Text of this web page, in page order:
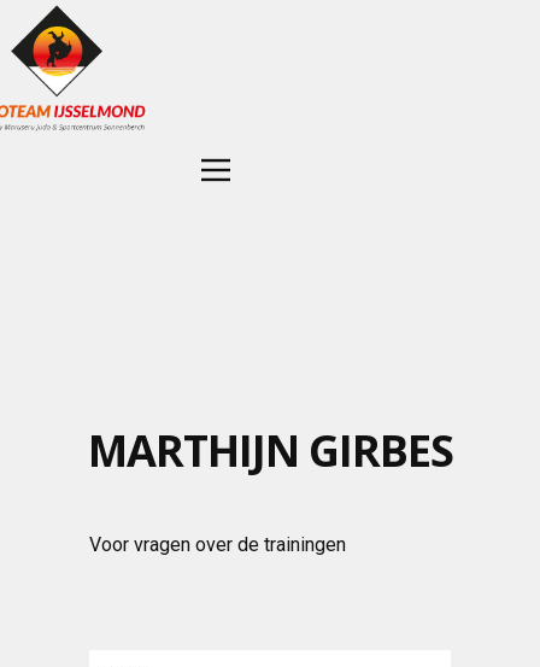
MARTHIJN GIRBES
Voor vragen over de trainingen